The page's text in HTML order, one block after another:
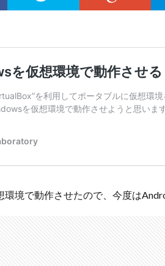
環境で動作させたので、今度は